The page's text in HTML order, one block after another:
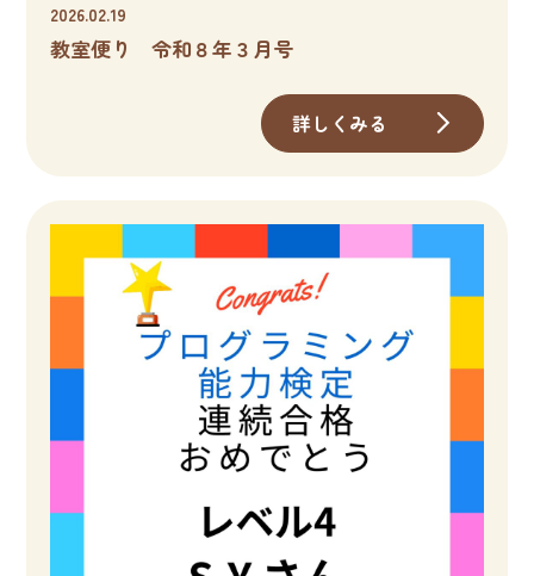
2026.02.19
教室便り 令和８年３月号
詳しくみる